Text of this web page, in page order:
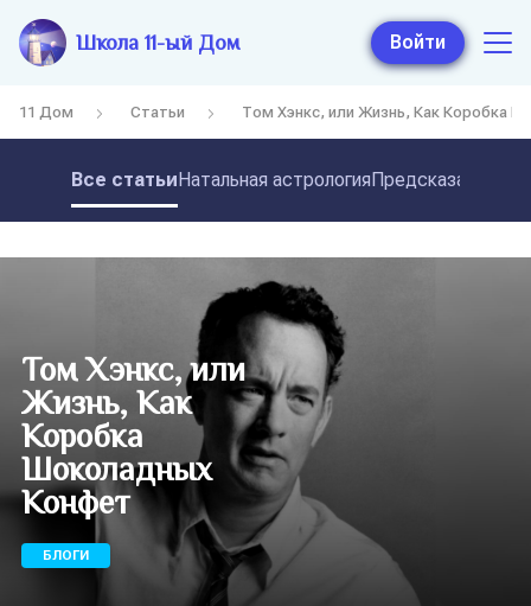
Школа 11-ый Дом Войти
11 Дом Статьи Том Хэнкс, или Жизнь, Как Коробка
Все статьиНатальная астрология
Том Хэнкс, или
Жизнь, Как
Коробка
Шоколадных
Конфет
БЛОГИ